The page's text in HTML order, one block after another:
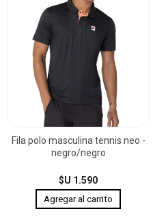
Fila polo masculina tennis neo -
negro/negro
$U 1.590